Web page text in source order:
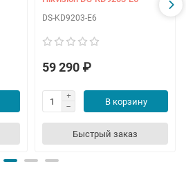
DS-KD9203-E6
59 290 ₽
В корзину
Быстрый заказ